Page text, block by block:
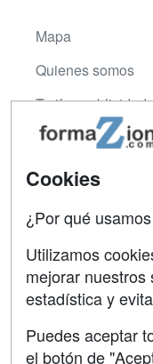
Mapa
Quienes somos
Tarifas publicidad
Acceso Usuarios
Acceso Centros
Contactar
Confidencialidad
Aviso legal
Copyleft
Cookies
¿Por qué
Utilizamos
mejorar
estadística y
Puedes aceptar
el botón de